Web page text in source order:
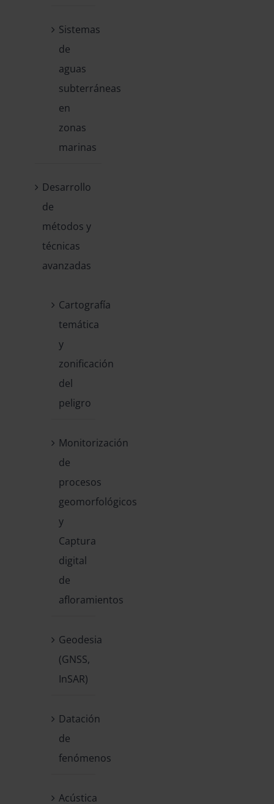
Sistemas
de
aguas
subterráneas
en
zonas
marinas
Desarrollo
de
métodos y
técnicas
avanzadas
Cartografía
temática
y
zonificación
del
peligro
Monitorización
de
procesos
geomorfológicos
y
Captura
digital
de
afloramientos
Geodesia
(GNSS,
InSAR)
Datación
de
fenómenos
Acústica